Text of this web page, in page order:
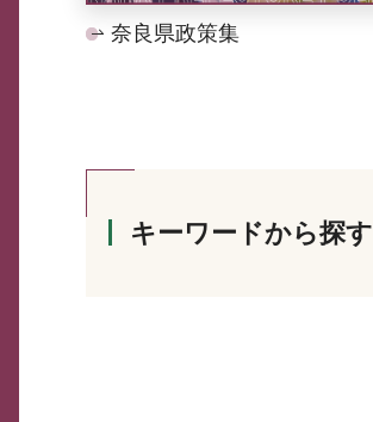
奈良県政策集
キーワードから探す